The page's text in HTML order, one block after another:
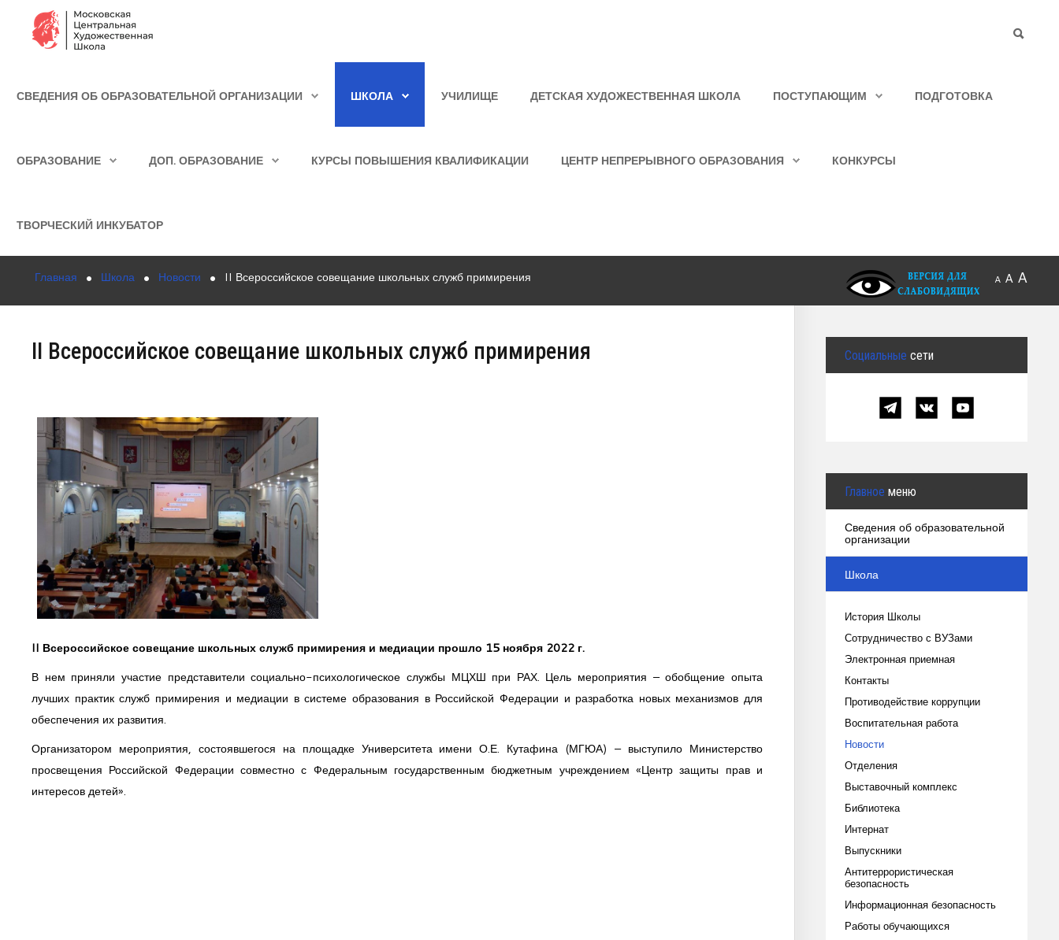
Образование
Курсы повышения квалификации
Конкурсы
Творческий инкубатор
СВЕДЕНИЯ ОБ ОБРАЗОВАТЕЛЬНОЙ ОРГАНИЗАЦИИ ШКОЛА УЧИЛИЩЕ ДЕТСКАЯ ХУДОЖЕСТВЕННАЯ ШКОЛА ПОСТУПАЮЩИМ ПОДГОТОВКА
ОБРАЗОВАНИЕ ДОП. ОБРАЗОВАНИЕ КУРСЫ ПОВЫШЕНИЯ КВАЛИФИКАЦИИ ЦЕНТР НЕПРЕРЫВНОГО ОБРАЗОВАНИЯ КОНКУРСЫ
ТВОРЧЕСКИЙ ИНКУБАТОР
Главная Школа Новости II Всероссийское совещание школьных служб примирения A A A
II Всероссийское совещание школьных служб примирения
II Всероссийское совещание школьных служб примирения и медиации прошло 15 ноября 2022 г.
В нем приняли участие представители социально-психологическое службы МЦХШ при РАХ. Цель мероприятия – обобщение опыта
лучших практик служб примирения и медиации в системе образования в Российской Федерации и разработка новых механизмов для
обеспечения их развития.
Организатором мероприятия, состоявшегося на площадке Университета имени О.Е. Кутафина (МГЮА) – выступило Министерство
просвещения Российской Федерации совместно с Федеральным государственным бюджетным учреждением «Центр защиты прав и
интересов детей».
Социальные сети
Главное меню
Сведения об образовательной
организации
Школа
История Школы
Сотрудничество с ВУЗами
Электронная приемная
Контакты
Противодействие коррупции
Воспитательная работа
Новости
Отделения
Выставочный комплекс
Библиотека
Интернат
Выпускники
Антитеррористическая
безопасность
Информационная безопасность
Работы обучающихся